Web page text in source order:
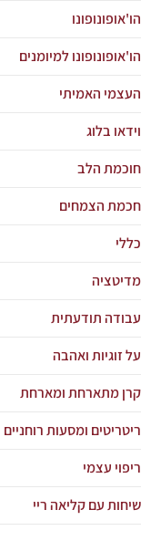
הו'אופונופונו
הו'אופונופונו למיומנים
העצמי האמיתי
וידאו בלוג
חוכמת הלב
חכמת הצמחים
כללי
מדיטציה
עבודה תודעתית
על זוגיות ואהבה
קרן מתארחת ומארחת
ריטריטים ומסעות רוחניים
ריפוי עצמי
שיחות עם קליאה ריי